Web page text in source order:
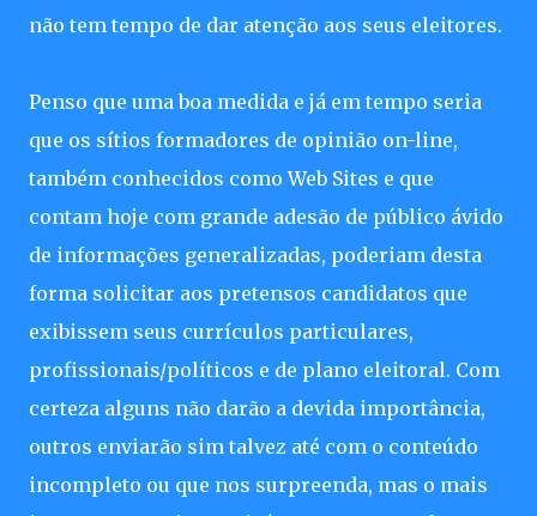
não tem tempo de dar atenção aos seus eleitores.
Penso que uma boa medida e já em tempo seria
que os sítios formadores de opinião on-line,
também conhecidos como Web Sites e que
contam hoje com grande adesão de público ávido
de informações generalizadas, poderiam desta
forma solicitar aos pretensos candidatos que
exibissem seus currículos particulares,
profissionais/políticos e de plano eleitoral. Com
certeza alguns não darão a devida importância,
outros enviarão sim talvez até com o conteúdo
incompleto ou que nos surpreenda, mas o mais